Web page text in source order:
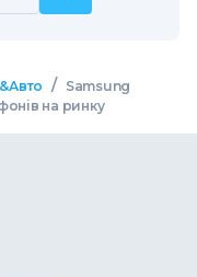
/
Samsung
на ринку